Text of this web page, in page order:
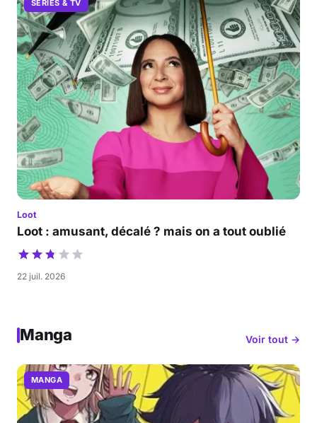
SÉRIES & TV
Loot
Loot : amusant, décalé ? mais on a tout oublié
22 juil. 2026
Manga Voir tout →
MANGA